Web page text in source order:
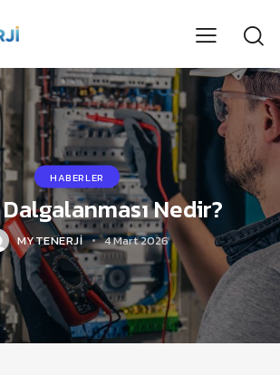
HABERLER
Nedir?
MYTENERJI 4 Mart 2026